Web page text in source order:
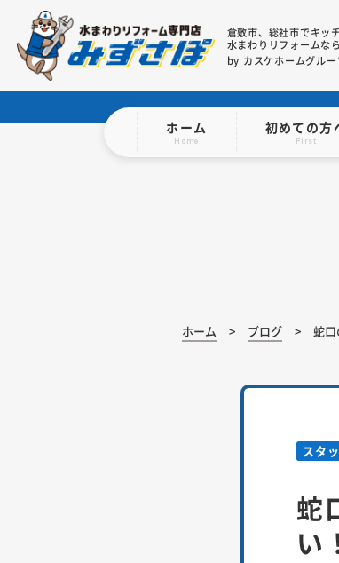
倉敷市、総社市でキッ
水まわりリフォームな
by カスケホームグルー
ホーム
Home
初めての方
First
ホーム ブログ 蛇
スタ
蛇
い